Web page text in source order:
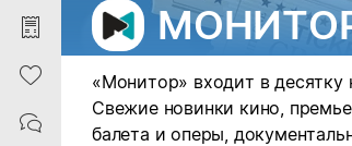
Purchases
Heart
Contacts
«Монитор» входит в
Свежие новинки кино,
балета и оперы,